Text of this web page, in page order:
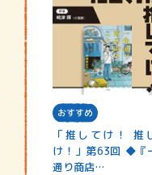
おすすめ
「推してけ！ 推
け！」第63回 ◆『
通り商店…